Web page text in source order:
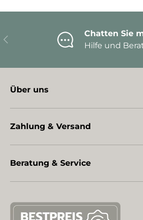
Vorherige
Chatten Sie
Hilfe und
Über uns
Zahlung & Versand
Beratung & Service